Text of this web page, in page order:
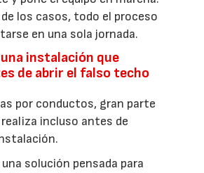
los casos, todo el proceso
en una sola jornada.
instalación que
de abrir el falso techo
por conductos, gran parte
incluso antes de
solución pensada para